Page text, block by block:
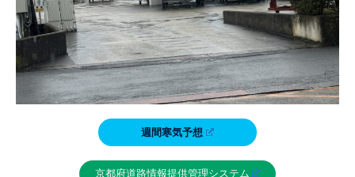
週間寒気予想
京都府道路情報提供管理システム